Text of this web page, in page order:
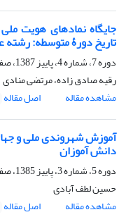
جایگاه نمادهای هویت
تاریخ دورۀ متوسطه: رشته
دوره 7، شماره 4، پاییز 1387، صفحه
رقیه صادق زاده، مرتضی منادی
مشاهده مقاله
اصل مقاله
آموزش شهروندی ملی و
دانش آموزان
دوره 5، شماره 3، پاییز 1385، صفحه
حسین لطف آبادی
مشاهده مقاله
اصل مقاله